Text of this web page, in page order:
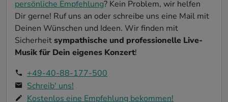
persönliche Empfehlung? Kein Problem, wir helfen
Dir gerne! Ruf uns an oder schreibe uns eine Mail mit
Deinen Wünschen und Ideen. Wir finden mit
Sicherheitsympathische und professionelle Live-
Musik für Dein eigenes Konzert!
+49-40-88-177-500
Schreib' uns!
Kostenlos eine Empfehlung bekommen!